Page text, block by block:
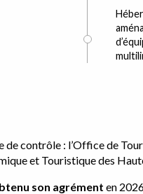
contrôle : l’Office de
et Touristique des
son agrément en